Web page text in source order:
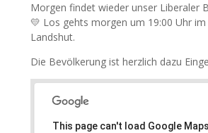
Morgen findet wieder unser Liberaler
💛 Los gehts morgen um 19:00 Uhr
Landshut.
Die Bevölkerung ist herzlich dazu
This page can't load Google